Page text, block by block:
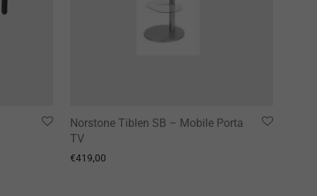
Norstone Tiblen SB – Mobile Porta
TV
€419,00